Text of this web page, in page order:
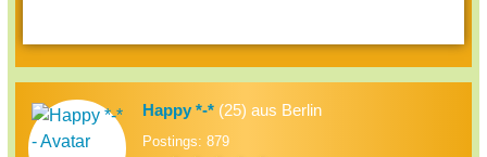
Happy *-* (25) aus Berlin
Postings: 879